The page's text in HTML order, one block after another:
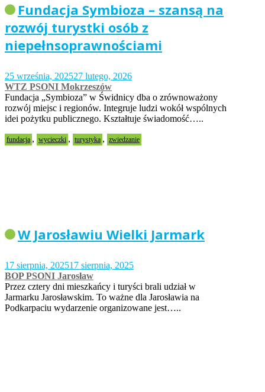
Fundacja Symbioza – szansą na
rozwój turystki osób z
niepełnsoprawnościami
25 września, 202527 lutego, 2026
WTZ PSONI Mokrzeszów
Fundacja „Symbioza” w Świdnicy dba o zrównoważony
rozwój miejsc i regionów. Integruje ludzi wokół wspólnych
idei pożytku publicznego. Kształtuje świadomość…..
fundacja , wycieczki , turystyka , zwiedzanie
W Jarosławiu Wielki Jarmark
17 sierpnia, 202517 sierpnia, 2025
BOP PSONI Jarosław
Przez cztery dni mieszkańcy i turyści brali udział w
Jarmarku Jarosławskim. To ważne dla Jarosławia na
Podkarpaciu wydarzenie organizowane jest…..